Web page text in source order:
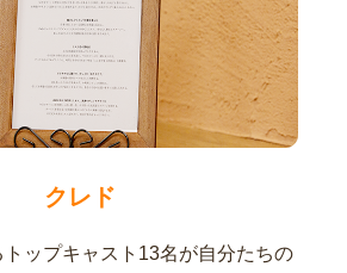
クレド
ップキャスト13名が自分たちの